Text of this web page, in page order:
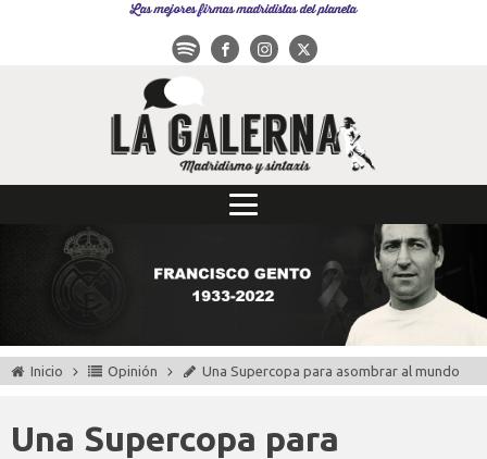
Las mejores firmas madridistas del planeta
Inicio Opinión Una Supercopa para asombrar al mundo
Una Supercopa para